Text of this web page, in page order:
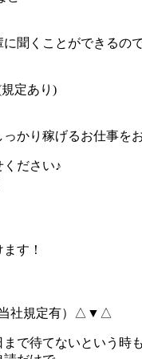
聞くことができるの
定あり)
かり稼げるお仕事を
ください♪
す！
社規定有）△▼△
で待てないという時